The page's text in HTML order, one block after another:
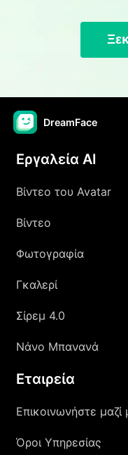
DreamFace
Εργαλεία AI
Βίντεο του Avatar
Βίντεο
Φωτογραφία
Γκαλερί
Σίρεμ 4.0
Νάνο Μπανανά
Εταιρεία
Επικοινωνήστε μαζί
Όροι Υπηρεσίας